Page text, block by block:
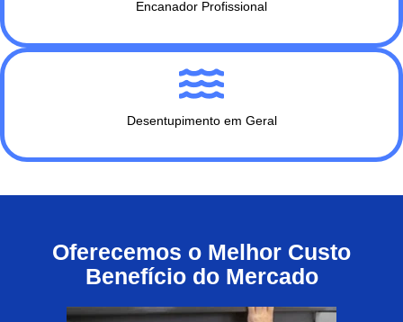
Encanador Profissional
Desentupimento em Geral
Oferecemos o Melhor Custo
Benefício do Mercado